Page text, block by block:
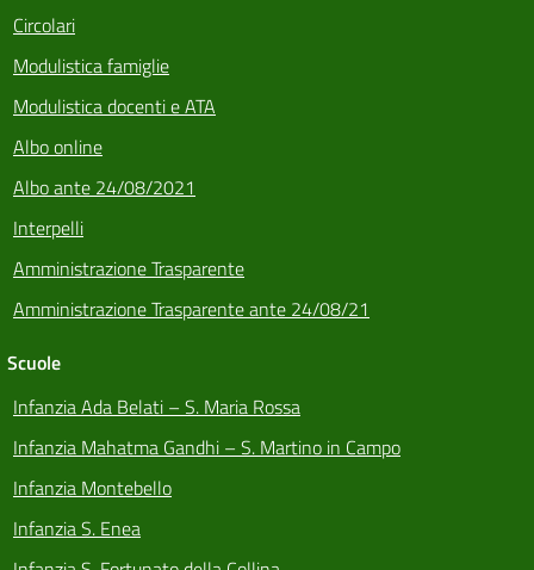
Circolari
Modulistica famiglie
Modulistica docenti e ATA
Albo online
Albo ante 24/08/2021
Interpelli
Amministrazione Trasparente
Amministrazione Trasparente ante 24/08/21
Scuole
Infanzia Ada Belati – S. Maria Rossa
Infanzia Mahatma Gandhi – S. Martino in Campo
Infanzia Montebello
Infanzia S. Enea